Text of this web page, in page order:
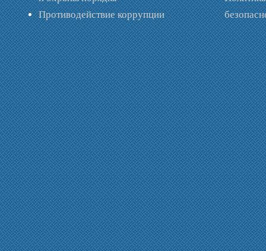
Противодействие коррупции